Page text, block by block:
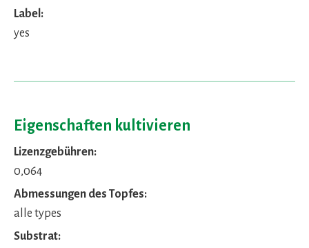
Label:
yes
Eigenschaften kultivieren
Lizenzgebühren:
0,064
Abmessungen des Topfes:
alle types
Substrat: